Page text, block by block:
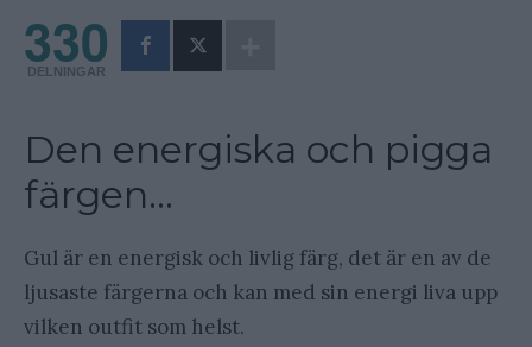
330
DELNINGAR
Den energiska och pigga
färgen…
Gul är en energisk och livlig färg, det är en av de
ljusaste färgerna och kan med sin energi liva upp
vilken outfit som helst.